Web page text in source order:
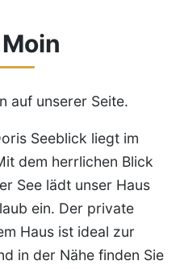
auf unserer Seite.
Seeblick liegt im
dem herrlichen Blick
See lädt unser Haus
ein. Der private
Haus ist ideal zur
in der Nähe finden Sie